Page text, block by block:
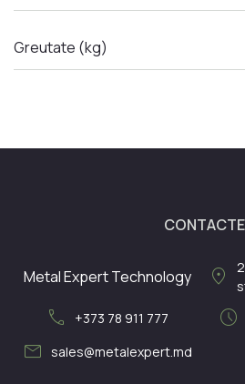
Greutate (kg)
CONTACTE
Metal Expert Technology location_on
call +373 78 911 777 schedule
mail sales@metalexpert.md